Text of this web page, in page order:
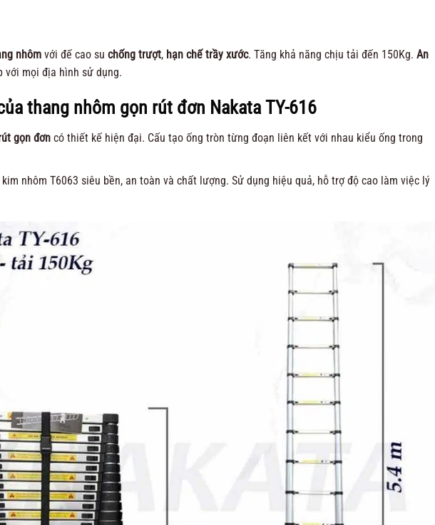
nhôm với đế cao su chống trượt, hạn chế trầy xước. Tăng khả năng chịu tải đến 150Kg. An
với mọi địa hình sử dụng.
thang nhôm gọn rút đơn Nakata TY-616
gọn đơncó thiết kế hiện đại. Cấu tạo ống tròn từng đoạn liên kết với nhau kiểu ống trong
nhôm T6063 siêu bền, an toàn và chất lượng. Sử dụng hiệu quả, hỗ trợ độ cao làm việc lý